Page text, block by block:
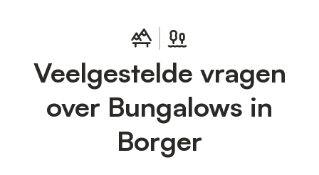
Veelgestelde vragen
over Bungalows in
Borger